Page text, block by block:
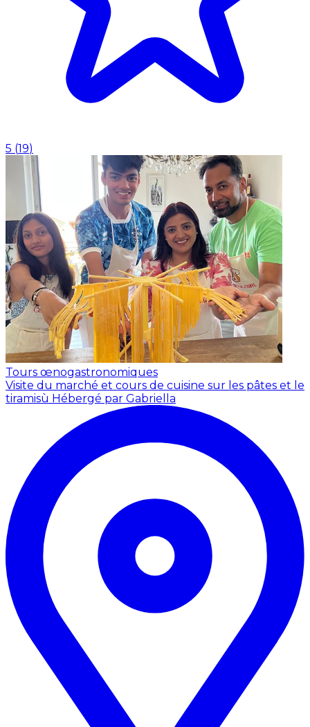
5 (19)
Tours œnogastronomiques
Visite du marché et cours de cuisine sur les pâtes et le
tiramisù Hébergé par Gabriella